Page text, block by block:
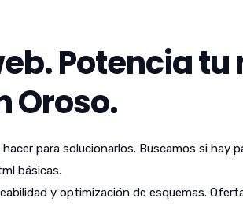
Potencia tu
Oroso.
para solucionarlos. Buscamos si hay
básicas.
y optimización de esquemas.